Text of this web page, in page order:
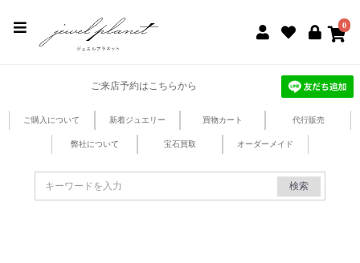
0
ご来店予約はこちらから
ご購入について 新着ジュエリー 買物カート 代行販売
弊社について 宝石買取 オーダーメイド
検索